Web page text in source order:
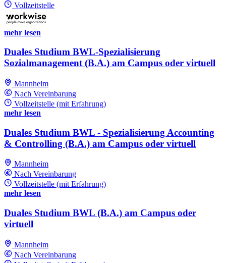
Vollzeitstelle
mehr lesen
Duales Studium BWL-Spezialisierung
Sozialmanagement (B.A.) am Campus oder virtuell
Mannheim
Nach Vereinbarung
Vollzeitstelle (mit Erfahrung)
mehr lesen
Duales Studium BWL - Spezialisierung Accounting
& Controlling (B.A.) am Campus oder virtuell
Mannheim
Nach Vereinbarung
Vollzeitstelle (mit Erfahrung)
mehr lesen
Duales Studium BWL (B.A.) am Campus oder
virtuell
Mannheim
Nach Vereinbarung